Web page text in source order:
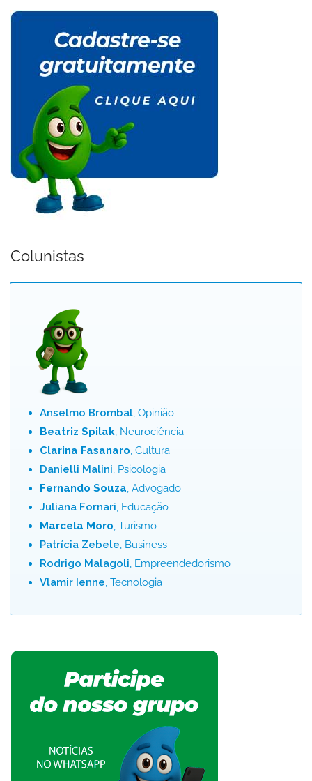
Colunistas
Anselmo Brombal, Opinião
Beatriz Spilak, Neurociência
Clarina Fasanaro, Cultura
Danielli Malini, Psicologia
Fernando Souza, Advogado
Juliana Fornari, Educação
Marcela Moro, Turismo
Patrícia Zebele, Business
Rodrigo Malagoli, Empreendedorismo
Vlamir Ienne, Tecnologia